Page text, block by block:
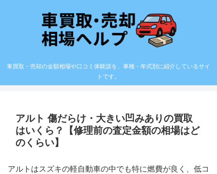
車買取・売却の金額相場や口コミ体験談を、車種・年式別に紹介しているサイ
トです。
アルト 傷だらけ・大きい凹みありの買取
はいくら？【修理前の査定金額の相場はど
のくらい】
アルトはスズキの軽自動車の中でも特に燃費が良く、低コ